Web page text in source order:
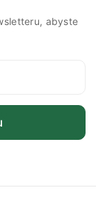
abyste